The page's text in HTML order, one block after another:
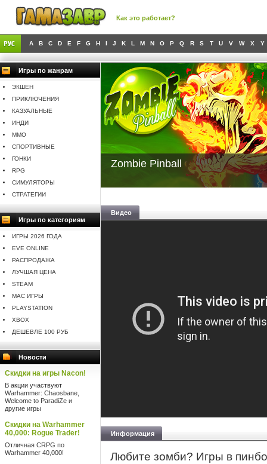
Как это работает?
A B C D E F G H I J K L M N O P Q R S T U V W X Y
Игры по жанрам
ЭКШЕН
ПРИКЛЮЧЕНИЯ
КАЗУАЛЬНЫЕ
ИНДИ
MMO
СПОРТИВНЫЕ
ГОНКИ
RPG
СИМУЛЯТОРЫ
СТРАТЕГИИ
Игры по категориям
ИГРЫ 2026 ГОДА
EVE ONLINE
РАСПРОДАЖА
ЛУЧШАЯ ЦЕНА
STEAM
MAC ИГРЫ
PLAYSTATION
XBOX
ДЕШЕВЛЕ 100 РУБ
Новости
Скидки на игры Nacon!
В акции участвуют
Warhammer: Chaosbane,
Welcome to ParadiZe и
другие игры
Скидки на Warhammer
40,000: Rogue Trader!
Отличная CRPG по
Warhammer 40,000!
Zombie Pinball
Видео
Информация
Любите зомби? Игры в